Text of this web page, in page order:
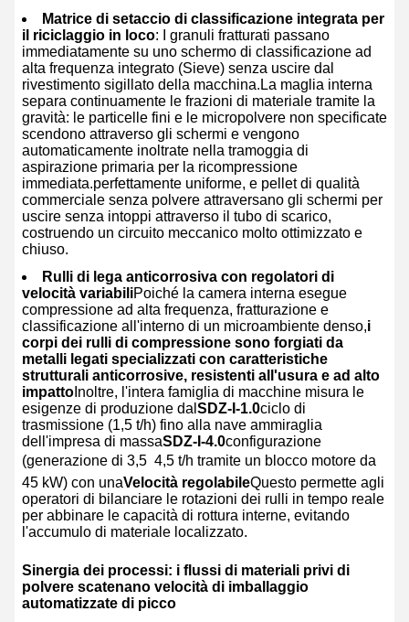
Matrice di setaccio di classificazione integrata per
il riciclaggio in loco: I granuli fratturati passano
immediatamente su uno schermo di classificazione ad
alta frequenza integrato (Sieve) senza uscire dal
rivestimento sigillato della macchina.La maglia interna
separa continuamente le frazioni di materiale tramite la
gravità: le particelle fini e le micropolvere non specificate
scendono attraverso gli schermi e vengono
automaticamente inoltrate nella tramoggia di
aspirazione primaria per la ricompressione
immediata.perfettamente uniforme, e pellet di qualità
commerciale senza polvere attraversano gli schermi per
uscire senza intoppi attraverso il tubo di scarico,
costruendo un circuito meccanico molto ottimizzato e
chiuso.
Rulli di lega anticorrosiva con regolatori di
velocità variabiliPoiché la camera interna esegue
compressione ad alta frequenza, fratturazione e
classificazione all'interno di un microambiente denso,i
corpi dei rulli di compressione sono forgiati da
metalli legati specializzati con caratteristiche
strutturali anticorrosive, resistenti all'usura e ad alto
impatto Inoltre, l'intera famiglia di macchine misura le
esigenze di produzione dal SDZ-I-1.0ciclo di
trasmissione (1,5 t/h) fino alla nave ammiraglia
dell'impresa di massaSDZ-I-4.0configurazione
(generazione di 3,5  4,5 t/h tramite un blocco motore da
45 kW) con unaVelocità regolabileQuesto permette agli
operatori di bilanciare le rotazioni dei rulli in tempo reale
per abbinare le capacità di rottura interne, evitando
l'accumulo di materiale localizzato.
Sinergia dei processi: i flussi di materiali privi di
polvere scatenano velocità di imballaggio
automatizzate di picco